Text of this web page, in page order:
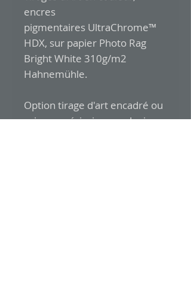
encres
pigmentaires UltraChrome™
HDX, sur papier Photo Rag
Bright White 310g/m2
Hahnemühle.
Option tirage d'art encadré ou
caisse américaine sur devis